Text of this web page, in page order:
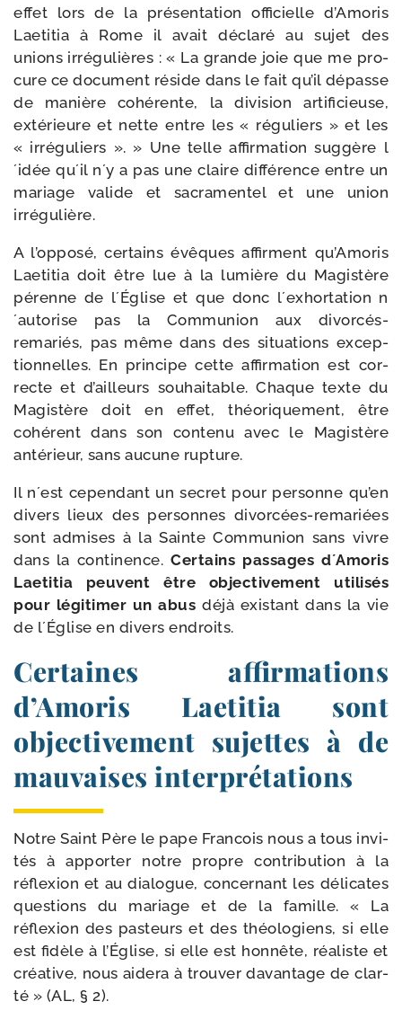
effet lors de la pré­sen­ta­tion offi­cielle d’Amoris
Laetitia à Rome il avait décla­ré au sujet des
unions irré­gu­lières : « La grande joie que me pro­
cure ce docu­ment réside dans le fait qu’il dépasse
de manière cohé­rente, la divi­sion arti­fi­cieuse,
exté­rieure et nette entre les « régu­liers » et les
« irré­gu­liers ». » Une telle affir­ma­tion sug­gère l
´idée qu´il n´y a pas une claire dif­fé­rence entre un
mariage valide et sacra­men­tel et une union
irrégulière.
A l’opposé, cer­tains évêques affirment qu’Amoris
Laetitia doit être lue à la lumière du Magistère
pérenne de l´Église et que donc l´exhortation n
´autorise pas la Communion aux divorcés-​
remariés, pas même dans des situa­tions excep­
tion­nelles. En prin­cipe cette affir­ma­tion est cor­
recte et d’ailleurs sou­hai­table. Chaque texte du
Magistère doit en effet, théo­ri­que­ment, être
cohé­rent dans son conte­nu avec le Magistère
anté­rieur, sans aucune rupture.
Il n´est cepen­dant un secret pour per­sonne qu’en
divers lieux des per­sonnes divorcées-​remariées
sont admises à la Sainte Communion sans vivre
dans la conti­nence.Certains pas­sages d´Amoris
Laetitia peuvent être objec­ti­ve­ment uti­li­sés
pour légi­ti­mer un abus déjà exis­tant dans la vie
de l´Église en divers endroits.
Certaines affirmations
d’Amoris Laetitia sont
objectivement sujettes à de
mauvaises interprétations
Notre Saint Père le pape Francois nous a tous invi­
tés à appor­ter notre propre contri­bu­tion à la
réflexion et au dia­logue, concer­nant les déli­cates
ques­tions du mariage et de la famille. « La
réflexion des pas­teurs et des théo­lo­giens, si elle
est fidèle à l’Église, si elle est hon­nête, réa­liste et
créa­tive, nous aide­ra à trou­ver davan­tage de clar­
té » (AL, § 2).